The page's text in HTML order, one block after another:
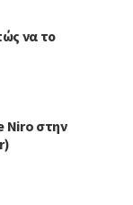
να το
Niro στην